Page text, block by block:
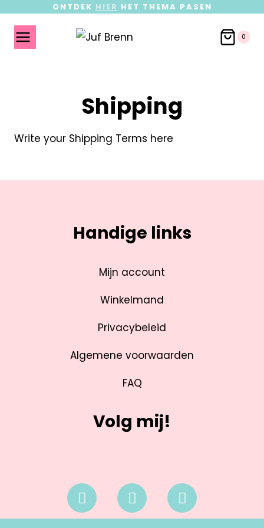
ONTDEK HIER HET THEMA PASEN
0
Shipping
Write your Shipping Terms here
Handige links
Mijn account
Winkelmand
Privacybeleid
Algemene voorwaarden
FAQ
Volg mij!